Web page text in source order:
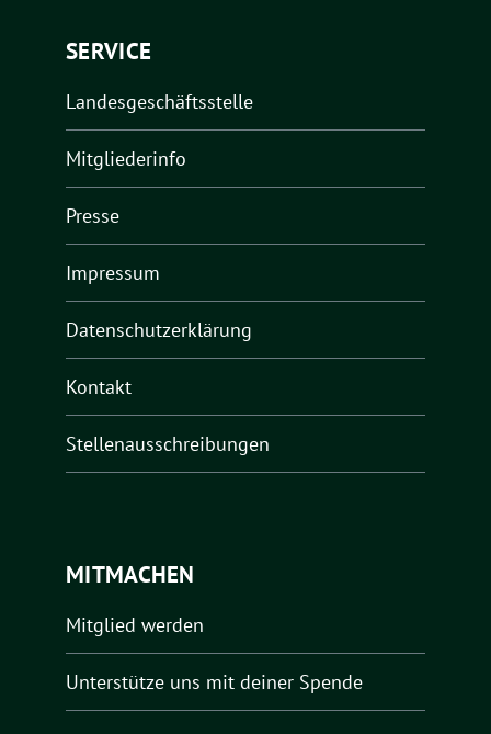
SERVICE
Landesgeschäftsstelle
Mitgliederinfo
Presse
Impressum
Datenschutzerklärung
Kontakt
Stellenausschreibungen
MITMACHEN
Mitglied werden
Unterstütze uns mit deiner Spende